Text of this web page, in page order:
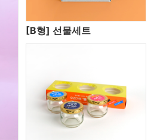
[B형] 선물세트